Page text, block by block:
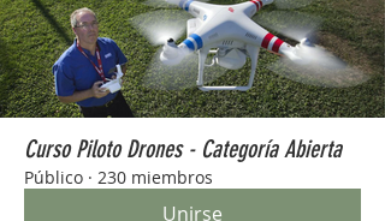
Curso Piloto Drones - Categoría Abierta
Público · 230 miembros
Unirse